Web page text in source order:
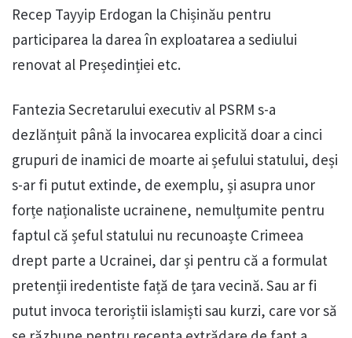
Recep Tayyip Erdogan la Chișinău pentru
participarea la darea în exploatarea a sediului
renovat al Președinției etc.
Fantezia Secretarului executiv al PSRM s-a
dezlănțuit până la invocarea explicită doar a cinci
grupuri de inamici de moarte ai șefului statului, deși
s-ar fi putut extinde, de exemplu, și asupra unor
forțe naționaliste ucrainene, nemulțumite pentru
faptul că șeful statului nu recunoaște Crimeea
drept parte a Ucrainei, dar și pentru că a formulat
pretenții iredentiste față de țara vecină. Sau ar fi
putut invoca teroriștii islamiști sau kurzi, care vor să